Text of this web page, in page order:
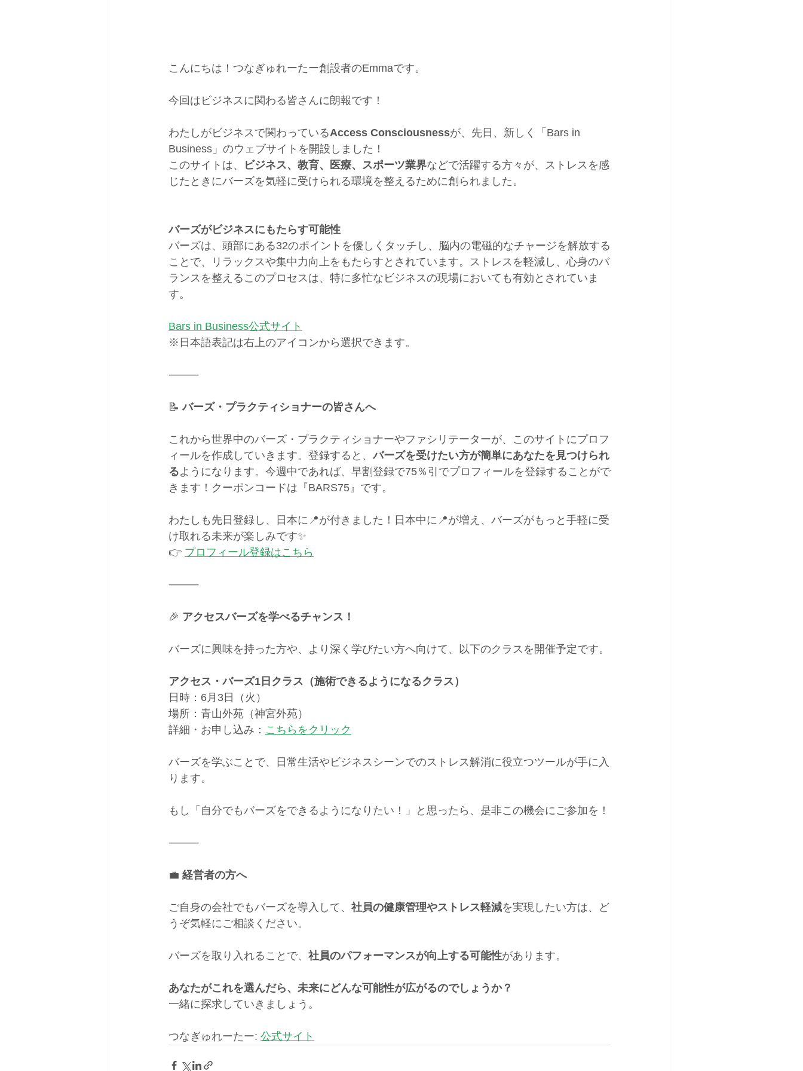
こんにちは！つなぎゅれーたー創設者のEmmaです。
今回はビジネスに関わる皆さんに朗報です！
わたしがビジネスで関わっているAccess Consciousnessが、先日、新しく「Bars in
Business」のウェブサイトを開設しました！
このサイトは、
ビジネス、教育、医療、スポーツ業界などで活躍する方々が、ストレスを感
じたときにバーズを気軽に受けられる環境を整えるために創られました。
バーズがビジネスにもたらす可能性
バーズは、頭部にある32のポイントを優しくタッチし、脳内の電磁的なチャージを解放する
ことで、リラックスや集中力向上をもたらすとされています。ストレスを軽減し、心身のバ
ランスを整えるこのプロセスは、特に多忙なビジネスの現場においても有効とされていま
す。
Bars in Business公式サイト
※日本語表記は右上のアイコンから選択できます。
⸻
📝 バーズ・プラクティショナーの皆さんへ
これから世界中のバーズ・プラクティショナーやファシリテーターが、このサイトにプロフ
ィールを作成していきます。登録すると、バーズを受けたい方が簡単にあなたを見つけられ
るようになります。今週中であれば、早割登録で75％引でプロフィールを登録することがで
きます！クーポンコードは『BARS75』です。
わたしも先日登録し、日本に📍が付きました！日本中に📍が増え、バーズがもっと手軽に受
け取れる未来が楽しみです✨
👉 プロフィール登録はこちら
⸻
🎉 アクセスバーズを学べるチャンス！
バーズに興味を持った方や、より深く学びたい方へ向けて、以下のクラスを開催予定です。
アクセス・バーズ1日クラス（施術できるようになるクラス）
日時：6月3日（火）
場所：青山外苑（神宮外苑）
詳細・お申し込み： こちらをクリック
バーズを学ぶことで、日常生活やビジネスシーンでのストレス解消に役立つツールが手に入
ります。
もし「自分でもバーズをできるようになりたい！」と思ったら、是非この機会にご参加を！
⸻
💼 経営者の方へ
ご自身の会社でもバーズを導入して、 社員の健康管理やストレス軽減を実現したい方は、ど
うぞ気軽にご相談ください。
バーズを取り入れることで、 社員のパフォーマンスが向上する可能性があります。
あなたがこれを選んだら、未来にどんな可能性が広がるのでしょうか？
一緒に探求していきましょう。
つなぎゅれーたー: 公式サイト